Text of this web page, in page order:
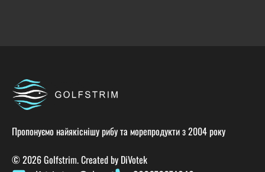
Пропонуємо найякіснішу рибу та морепродукти з 2004 року
© 2026 Golfstrim. Created by DiVotek